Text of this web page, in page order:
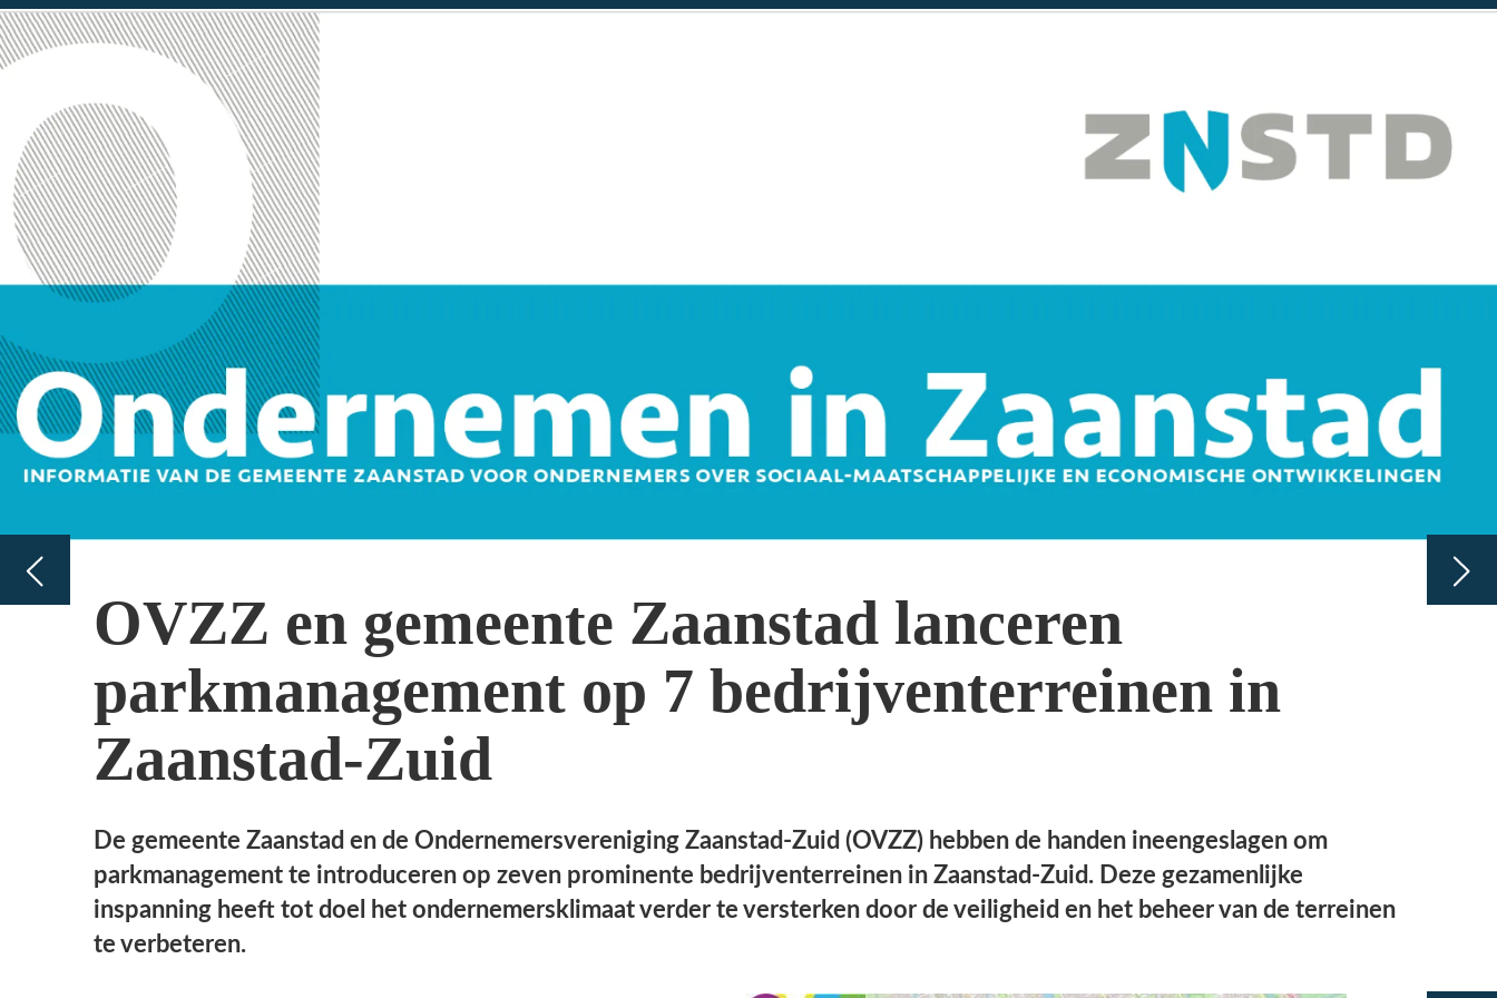
OVZZ en gemeente Zaanstad lanceren
parkmanagement op 7 bedrijventerreinen in
Zaanstad-Zuid
De gemeente Zaanstad en de Ondernemersvereniging Zaanstad-Zuid (OVZZ) hebben de handen ineengeslagen om
parkmanagement te introduceren op zeven prominente bedrijventerreinen in Zaanstad-Zuid. Deze gezamenlijke
inspanning heeft tot doel het ondernemersklimaat verder te versterken door de veiligheid en het beheer van de terreinen
De geselecteerde bedrijventerreinen, namelijk
Achtersluispolder, Hembrugterrein, Zilverland,
Westerspoor, Zuiderhout, Houthavenkade en
en verbeterd terreinonderhoud streven zowel de
een positieve impuls te geven. Dit initiatief is mede
mogelijk gemaakt dankzij bijdragen van de Rijksoverheid en
parkmanagement op deze terreinen meerjarig op te zetten.